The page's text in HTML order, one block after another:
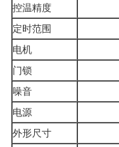
控温精度
定时范围
电机
门锁
噪音
电源
外形尺寸